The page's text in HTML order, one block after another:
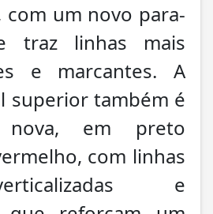
com um novo para-
traz linhas mais
e marcantes. A
superior também é
nova, em preto
com linhas
e